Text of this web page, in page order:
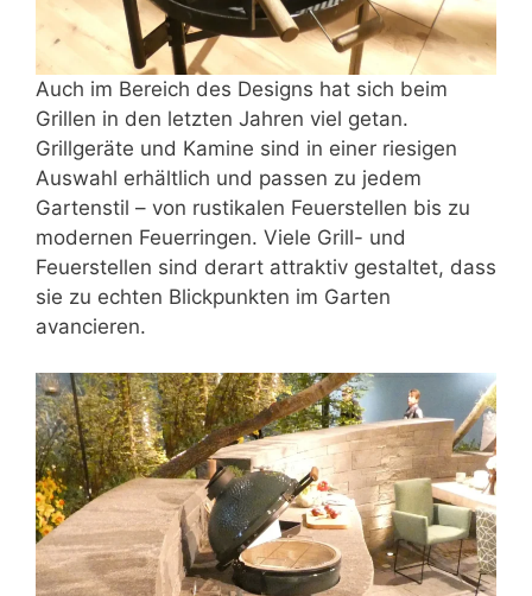
Auch im Bereich des Designs hat sich beim
Grillen in den letzten Jahren viel getan.
Grillgeräte und Kamine sind in einer riesigen
Auswahl erhältlich und passen zu jedem
Gartenstil – von rustikalen Feuerstellen bis zu
modernen Feuerringen. Viele Grill- und
Feuerstellen sind derart attraktiv gestaltet, dass
sie zu echten Blickpunkten im Garten
avancieren.